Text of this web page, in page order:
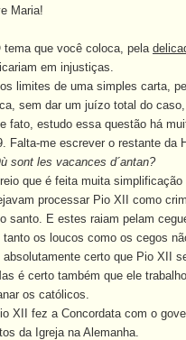
Maria!
que você coloca, pela
em injustiças.
limites de uma simples carta,
sem dar um juízo total do
fato, estudo essa questão há
Falta-me escrever o restante da
sont les vacances d´antan?
que é feita muita simplificação
processar Pio XII como
santo. E estes raiam pelam
os loucos como os cegos
certo que Pio XII
é certo também que ele
os católicos.
XII fez a Concordata com o
da Igreja na Alemanha.